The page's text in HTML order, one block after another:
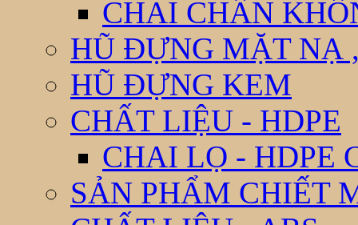
CHAI CHÂN
HŨ ĐỰNG MẶT NẠ
HŨ ĐỰNG KEM
CHẤT LIỆU - HDPE
CHAI LỌ - HDPE
SẢN PHẨM CHIẾT